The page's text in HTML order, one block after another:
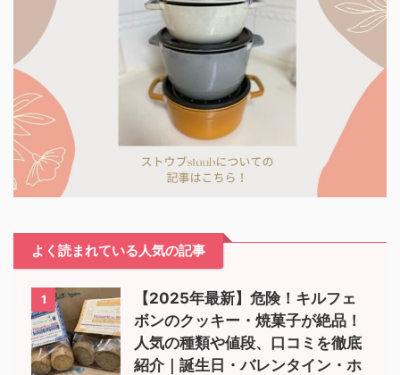
よく読まれている人気の記事
1
【2025年最新】危険！キルフェ
ボンのクッキー・焼菓子が絶品！
人気の種類や値段、口コミを徹底
紹介｜誕生日・バレンタイン・ホ